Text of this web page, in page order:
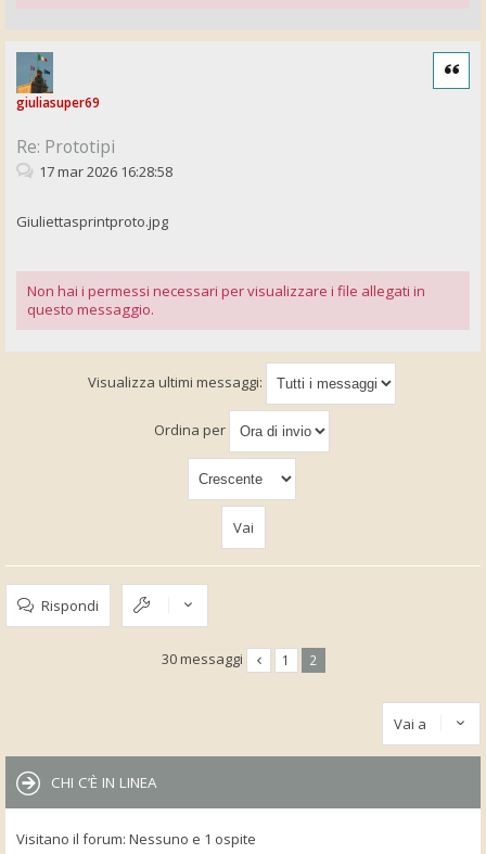
giuliasuper69
Re: Prototipi
Cita
17 mar 2026 16:28:58
Giuliettasprintproto.jpg
Non hai i permessi necessari per visualizzare i file allegati in
questo messaggio.
Visualizza ultimi messaggi:
Ordina per
Rispondi
30 messaggi 1 2
Vai a
CHI C’È IN LINEA
Visitano il forum: Nessuno e 1 ospite